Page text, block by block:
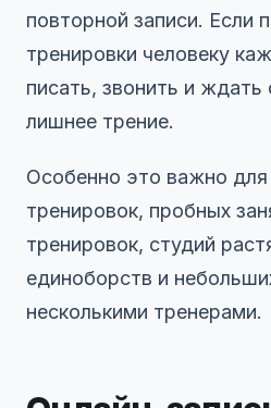
повторной записи. Если
тренировки человеку
писать, звонить и ждать
лишнее трение.
Особенно это важно для
тренировок, пробных
тренировок, студий
единоборств и
несколькими тренерами.